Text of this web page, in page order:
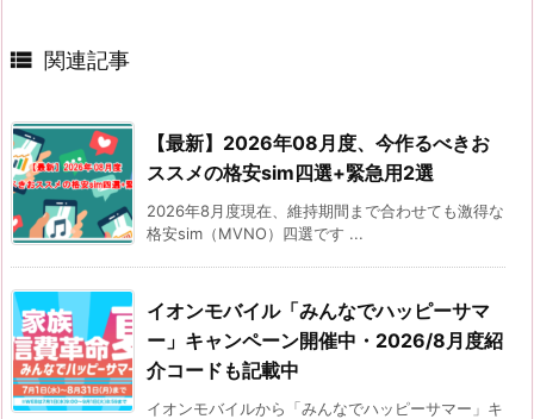
 関連記事
【最新】2026年08月度、今作るべきお
ススメの格安sim四選+緊急用2選
2026年8月度現在、維持期間まで合わせても激得な
格安sim（MVNO）四選です ...
イオンモバイル「みんなでハッピーサマ
ー」キャンペーン開催中・2026/8月度紹
介コードも記載中
イオンモバイルから「みんなでハッピーサマー」キ